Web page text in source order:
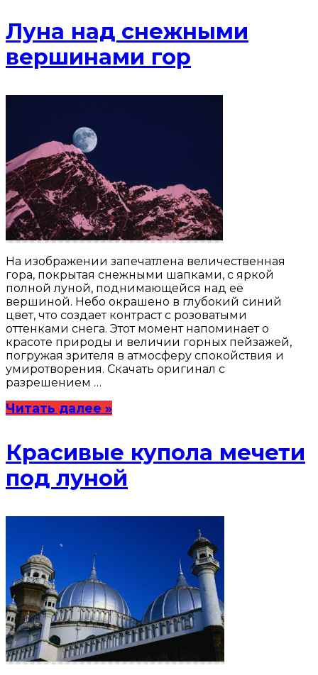
Луна над снежными
вершинами гор
На изображении запечатлена величественная
гора, покрытая снежными шапками, с яркой
полной луной, поднимающейся над её
вершиной. Небо окрашено в глубокий синий
цвет, что создает контраст с розоватыми
оттенками снега. Этот момент напоминает о
красоте природы и величии горных пейзажей,
погружая зрителя в атмосферу спокойствия и
умиротворения. Скачать оригинал с
разрешением …
Читать далее »
Красивые купола мечети
под луной